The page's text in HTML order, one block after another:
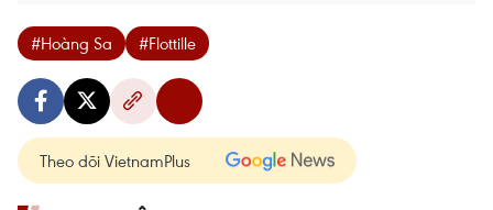
#Hoàng Sa #Flottille
Theo dõi VietnamPlus